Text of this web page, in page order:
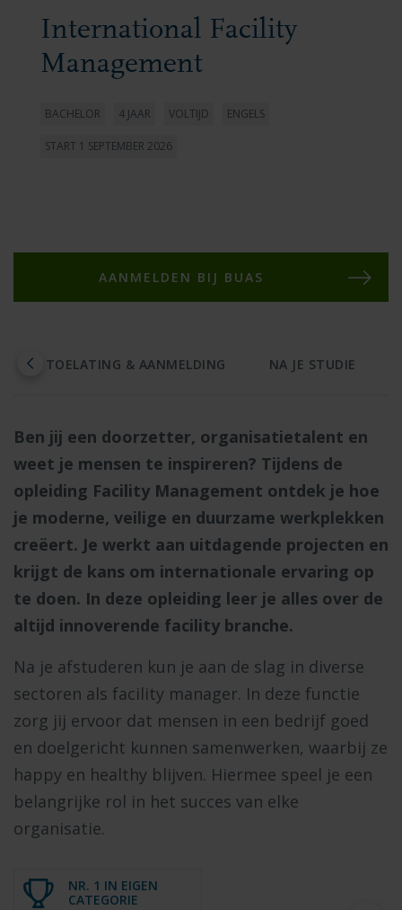
International Facility
Management
BACHELOR 4 JAAR VOLTIJD ENGELS
START 1 SEPTEMBER 2026
AANMELDEN BIJ BUAS
TOELATING & AANMELDING NA JE STUDIE
Ben jij een doorzetter, organisatietalent en
weet je mensen te inspireren? Tijdens de
opleiding Facility Management ontdek je hoe
je moderne, veilige en duurzame werkplekken
creëert. Je werkt aan uitdagende projecten en
krijgt de kans om internationale ervaring op
te doen. In deze opleiding leer je alles over de
altijd innoverende facility branche.
Na je afstuderen kun je aan de slag in diverse
sectoren als facility manager. In deze functie
zorg jij ervoor dat mensen in een bedrijf goed
en doelgericht kunnen samenwerken, waarbij ze
happy en healthy blijven. Hiermee speel je een
belangrijke rol in het succes van elke
organisatie.
NR. 1 IN EIGEN
CATEGORIE